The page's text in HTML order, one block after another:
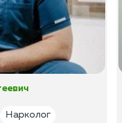
Нарколог